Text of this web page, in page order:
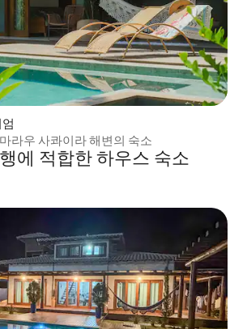
라우 사콰이라 해변의 숙소
에 적합한 하우스 숙소